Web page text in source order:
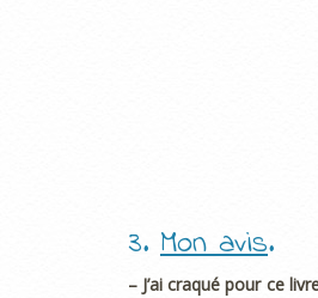
3. Mon avis.
– J’ai craqué pour ce